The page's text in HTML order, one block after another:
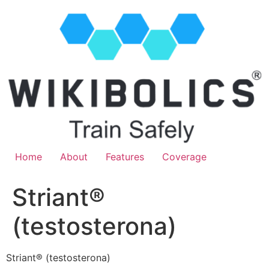
Home About Features Coverage
Striant®
(testosterona)
Striant® (testosterona)